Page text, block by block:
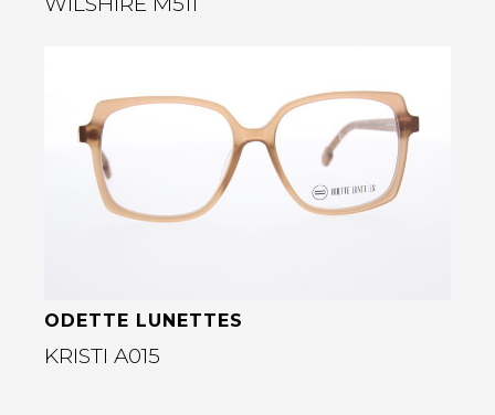
Bekijk deze bril
ODETTE LUNETTES
KRISTI A015